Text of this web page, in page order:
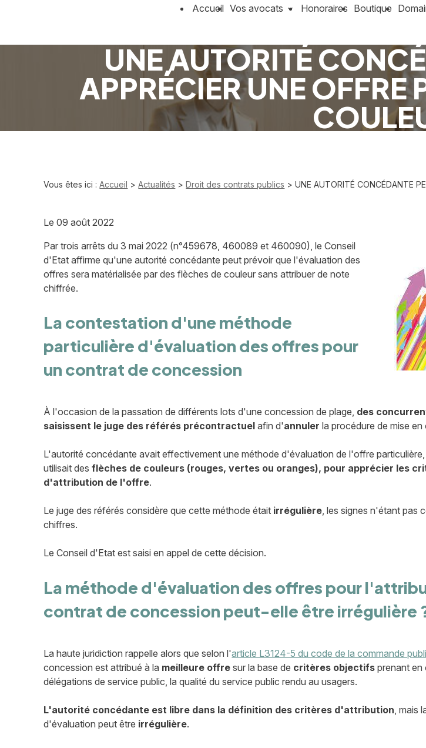
Accueil Vos avocats Honoraires Boutique
UNE AUTORITÉ
APPRÉCIER UNE OFFRE
Vous êtes ici : Accueil >Actualités >Droit des contrats publics > UNE AUTORITÉ CONCÉDANTE
Le09 août 2022
Par trois arrêts du 3 mai 2022 (n°459678, 460089 et 460090), le Conseil
d'Etat affirme qu'une autorité concédante peut prévoir que l'évaluation des
offres sera matérialisée par des flèches de couleur sans attribuer de note
chiffrée.
La contestation d'une méthode
particulière d'évaluation des offres pour
un contrat de concession
À l'occasion de la passation de différents lots d'une concession de plage, des
saisissent le juge des référés précontractuel afin d'annuler la procédure de mise
L'autorité concédante avait effectivement une méthode d'évaluation de l'offre
utilisait desflèches de couleurs (rouges, vertes ou oranges), pour apprécier les
d'attribution de l'offre.
Le juge des référés considère que cette méthode était irrégulière, les signes n'étant pas
chiffres.
Le Conseil d'Etat est saisi en appel de cette décision.
La méthode d'évaluation des offres pour
contrat de concession peut-elle être irrégulière
La haute juridiction rappelle alors que selon l'article L3124-5 du code de la commande
concession est attribué à la meilleure offre sur la base de critères objectifs prenant en
délégations de service public, la qualité du service public rendu au usagers.
L'autorité concédante est libre dans la définition des critères d'attribution , mais
d'évaluation peut être irrégulière.